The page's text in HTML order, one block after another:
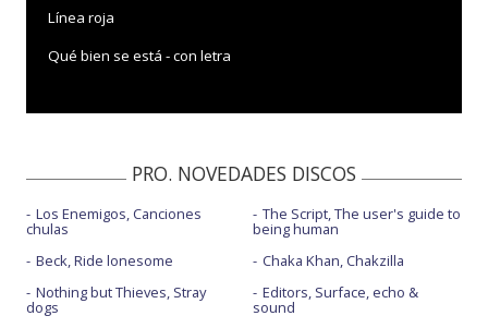
Línea roja
Qué bien se está - con letra
PRO. NOVEDADES DISCOS
Los Enemigos, Canciones
chulas
Beck, Ride lonesome
Nothing but Thieves, Stray
dogs
The Script, The user's guide to
being human
Chaka Khan, Chakzilla
Editors, Surface, echo &
sound